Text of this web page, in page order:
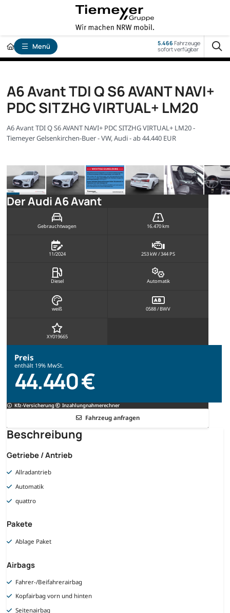
Menü 5.466Fahrzeuge
sofort verfügbar
A6 Avant TDI Q S6 AVANT NAVI+
PDC SITZHG VIRTUAL+ LM20
A6 Avant TDI Q S6 AVANT NAVI+ PDC SITZHG VIRTUAL+ LM20 -
Tiemeyer Gelsenkirchen-Buer - VW, Audi - ab 44.440 EUR
Der Audi A6 Avant
Gebrauchtwagen 16.470 km
11/2024 253 kW / 344 PS
Diesel Automatik
weiß 0588 / BWV
XY019665
Preis
enthält 19% MwSt.
44.440 €
Kfz-Versicherung Inzahlungnahmerechner
Fahrzeug anfragen
Beschreibung
Getriebe / Antrieb
Allradantrieb
Automatik
quattro
Pakete
Ablage Paket
Airbags
Fahrer-/Beifahrerairbag
Kopfairbag vorn und hinten
Seitenairbag